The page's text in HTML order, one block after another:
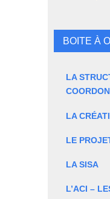
BOITE À
LA
LA
LE
LA SISA
L’ACI –